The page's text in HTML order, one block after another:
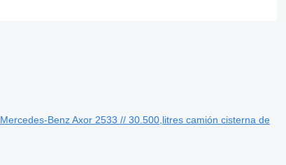
Mercedes-Benz Axor 2533 // 30.500,litres camión cisterna de